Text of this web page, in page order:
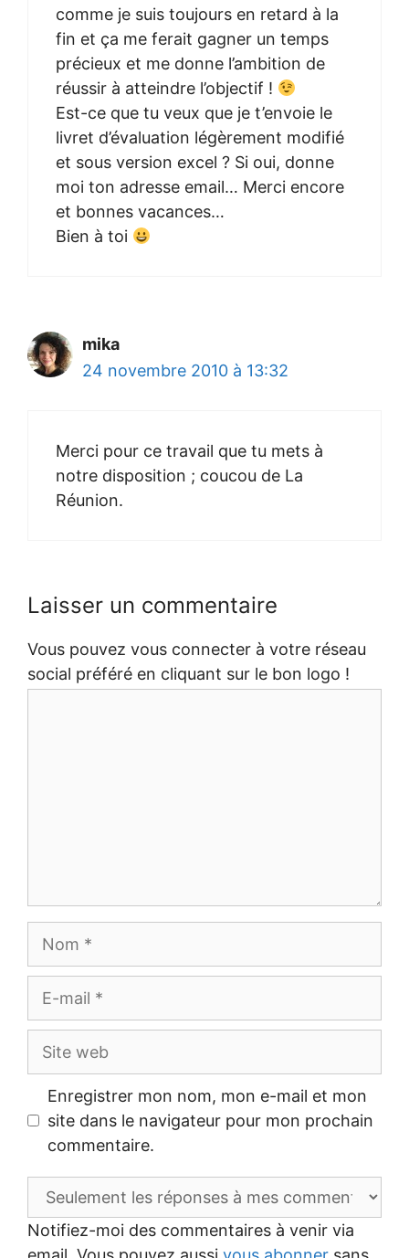
comme je suis toujours en retard à la
fin et ça me ferait gagner un temps
précieux et me donne l’ambition de
réussir à atteindre l’objectif !
Est-ce que tu veux que je t’envoie le
livret d’évaluation légèrement modifié
et sous version excel ? Si oui, donne
moi ton adresse email… Merci encore
et bonnes vacances…
Bien à toi
mika
24 novembre 2010 à 13:32
Merci pour ce travail que tu mets à
notre disposition ; coucou de La
Réunion.
Laisser un commentaire
Vous pouvez vous connecter à votre réseau
social préféré en cliquant sur le bon logo !
Site
Enregistrer mon nom, mon e-mail et mon
site dans le navigateur pour mon prochain
commentaire.
Notifiez-moi des commentaires à venir via